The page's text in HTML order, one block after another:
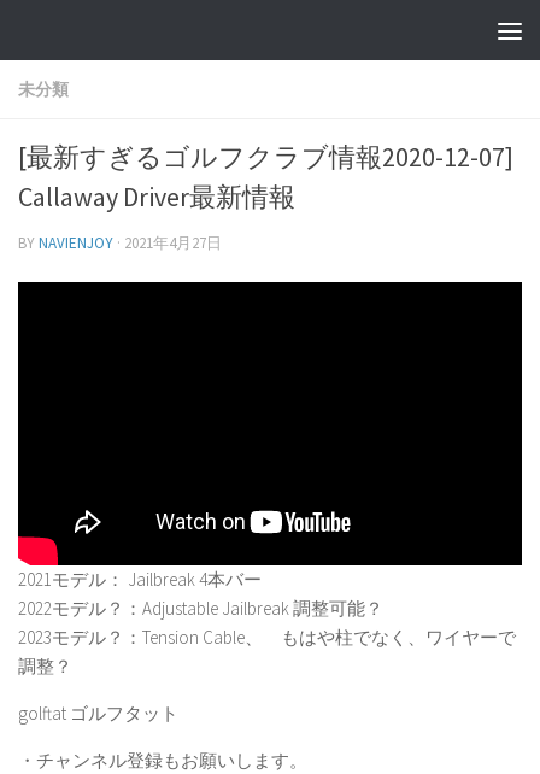
未分類
[最新すぎるゴルフクラブ情報2020-12-07]
Callaway Driver最新情報
BYNAVIENJOY · 2021年4月27日
2021モデル： Jailbreak 4本バー
2022モデル？：Adjustable Jailbreak 調整可能？
2023モデル？：Tension Cable、 もはや柱でなく、ワイヤーで
調整？
golftat ゴルフタット
・チャンネル登録もお願いします。